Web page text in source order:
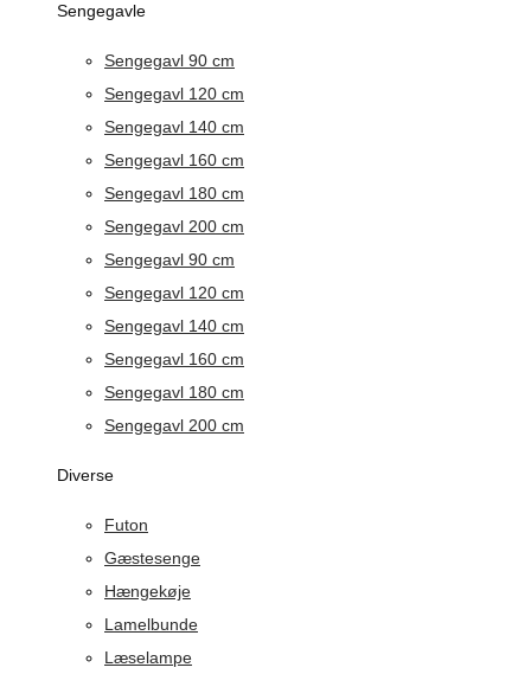
Sengegavle
Sengegavl 90 cm
Sengegavl 120 cm
Sengegavl 140 cm
Sengegavl 160 cm
Sengegavl 180 cm
Sengegavl 200 cm
Sengegavl 90 cm
Sengegavl 120 cm
Sengegavl 140 cm
Sengegavl 160 cm
Sengegavl 180 cm
Sengegavl 200 cm
Diverse
Futon
Gæstesenge
Hængekøje
Lamelbunde
Læselampe